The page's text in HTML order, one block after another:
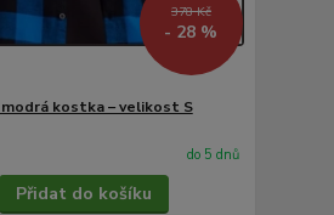
378 Kč
- 28 %
kostka – velikost S
do 5 dnů
Přidat do košíku